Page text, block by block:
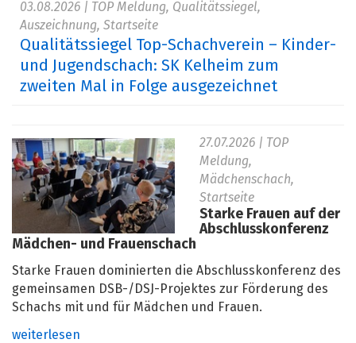
03.08.2026 | TOP Meldung, Qualitätssiegel,
Auszeichnung, Startseite
Qualitätssiegel Top-Schachverein – Kinder-
und Jugendschach: SK Kelheim zum
zweiten Mal in Folge ausgezeichnet
27.07.2026 | TOP
Meldung,
Mädchenschach,
Startseite
Starke Frauen auf der
Abschlusskonferenz
Mädchen- und Frauenschach
Starke Frauen dominierten die Abschlusskonferenz des
gemeinsamen DSB-/DSJ-Projektes zur Förderung des
Schachs mit und für Mädchen und Frauen.
weiterlesen